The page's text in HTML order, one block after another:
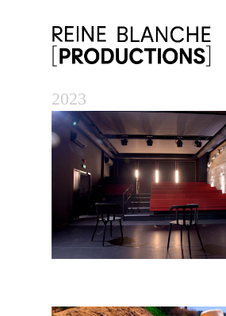
2023